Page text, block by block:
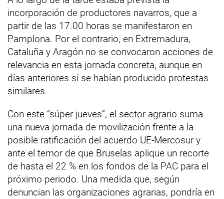
incorporación de productores navarros, que a
partir de las 17.00 horas se manifestaron en
Pamplona. Por el contrario, en Extremadura,
Cataluña y Aragón no se convocaron acciones de
relevancia en esta jornada concreta, aunque en
días anteriores sí se habían producido protestas
similares.
Con este “súper jueves”, el sector agrario suma
una nueva jornada de movilización frente a la
posible ratificación del acuerdo UE-Mercosur y
ante el temor de que Bruselas aplique un recorte
de hasta el 22 % en los fondos de la PAC para el
próximo periodo. Una medida que, según
denuncian las organizaciones agrarias, pondría en